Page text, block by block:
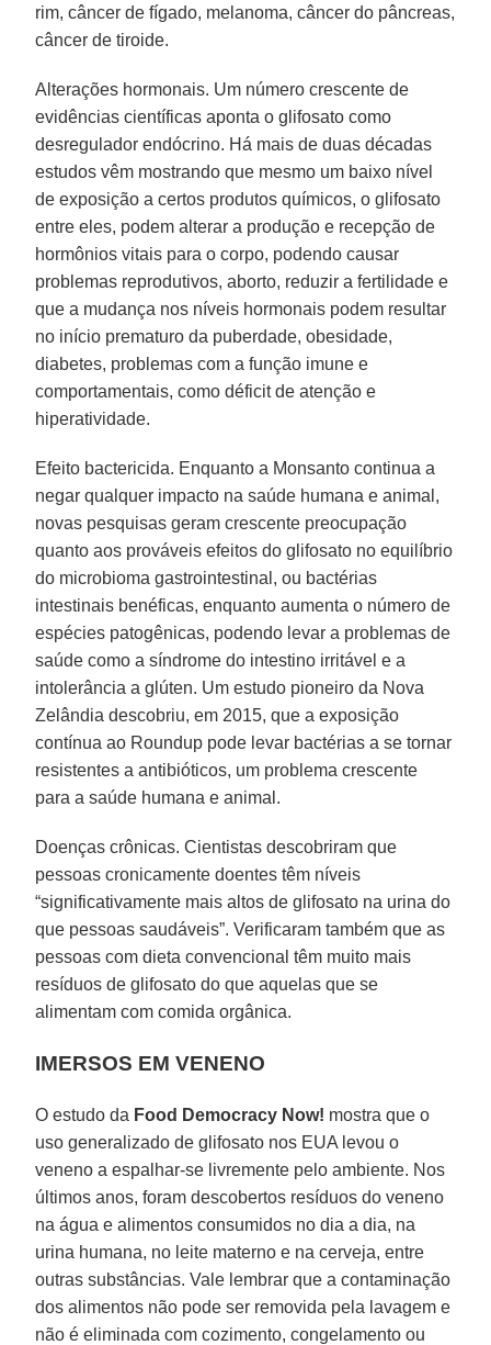
rim, câncer de fígado, melanoma, câncer do pâncreas,
câncer de tiroide.
Alterações hormonais. Um número crescente de
evidências científicas aponta o glifosato como
desregulador endócrino. Há mais de duas décadas
estudos vêm mostrando que mesmo um baixo nível
de exposição a certos produtos químicos, o glifosato
entre eles, podem alterar a produção e recepção de
hormônios vitais para o corpo, podendo causar
problemas reprodutivos, aborto, reduzir a fertilidade e
que a mudança nos níveis hormonais podem resultar
no início prematuro da puberdade, obesidade,
diabetes, problemas com a função imune e
comportamentais, como déficit de atenção e
hiperatividade.
Efeito bactericida. Enquanto a Monsanto continua a
negar qualquer impacto na saúde humana e animal,
novas pesquisas geram crescente preocupação
quanto aos prováveis efeitos do glifosato no equilíbrio
do microbioma gastrointestinal, ou bactérias
intestinais benéficas, enquanto aumenta o número de
espécies patogênicas, podendo levar a problemas de
saúde como a síndrome do intestino irritável e a
intolerância a glúten. Um estudo pioneiro da Nova
Zelândia descobriu, em 2015, que a exposição
contínua ao Roundup pode levar bactérias a se tornar
resistentes a antibióticos, um problema crescente
para a saúde humana e animal.
Doenças crônicas. Cientistas descobriram que
pessoas cronicamente doentes têm níveis
“significativamente mais altos de glifosato na urina do
que pessoas saudáveis”. Verificaram também que as
pessoas com dieta convencional têm muito mais
resíduos de glifosato do que aquelas que se
alimentam com comida orgânica.
IMERSOS EM VENENO
O estudo da Food Democracy Now! mostra que o
uso generalizado de glifosato nos EUA levou o
veneno a espalhar-se livremente pelo ambiente. Nos
últimos anos, foram descobertos resíduos do veneno
na água e alimentos consumidos no dia a dia, na
urina humana, no leite materno e na cerveja, entre
outras substâncias. Vale lembrar que a contaminação
dos alimentos não pode ser removida pela lavagem e
não é eliminada com cozimento, congelamento ou